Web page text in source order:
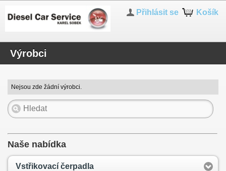
Košík
Přihlásit se
Výrobci
Nejsou zde žádní výrobci.
Naše nabídka
Vstřikovací čerpadla